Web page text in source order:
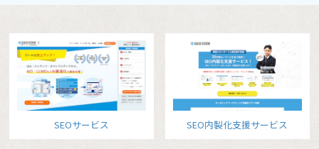
SEOサービス SEO内製化支援サービス